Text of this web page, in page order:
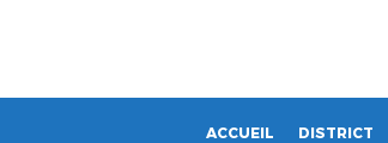
ACCUEIL DISTRICT